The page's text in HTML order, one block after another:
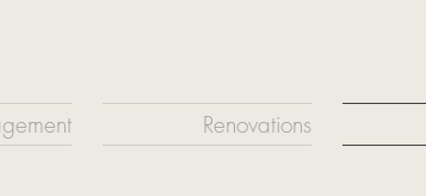
Renovations